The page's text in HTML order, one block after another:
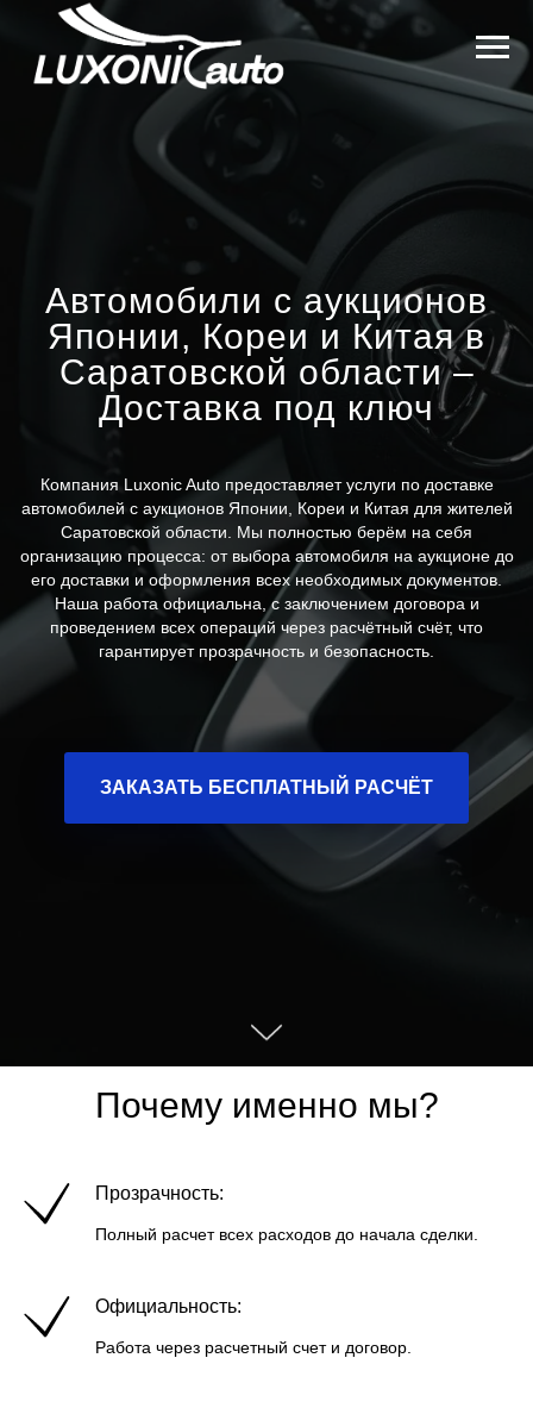
Автомобили с аукционов
Японии, Кореи и Китая в
Саратовской области –
Доставка под ключ
Компания Luxonic Auto предоставляет услуги по доставке
автомобилей с аукционов Японии, Кореи и Китая для жителей
Саратовской области. Мы полностью берём на себя
организацию процесса: от выбора автомобиля на аукционе до
его доставки и оформления всех необходимых документов.
Наша работа официальна, с заключением договора и
проведением всех операций через расчётный счёт, что
гарантирует прозрачность и безопасность.
ЗАКАЗАТЬ БЕСПЛАТНЫЙ РАСЧЁТ
Почему именно мы?
Прозрачность:
Полный расчет всех расходов до начала сделки.
Официальность:
Работа через расчетный счет и договор.